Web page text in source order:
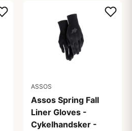
ASSOS
Assos Spring Fall
Liner Gloves -
Cykelhandsker -